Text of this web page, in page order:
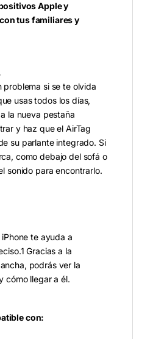
Apple y
tus familiares y
problema si se te olvida
usas todos los días,
la nueva pestaña
y haz que el AirTag
su parlante integrado. Si
como debajo del sofá o
sonido para encontrarlo.
te ayuda a
Gracias a la
podrás ver la
cómo llegar a él.
con: